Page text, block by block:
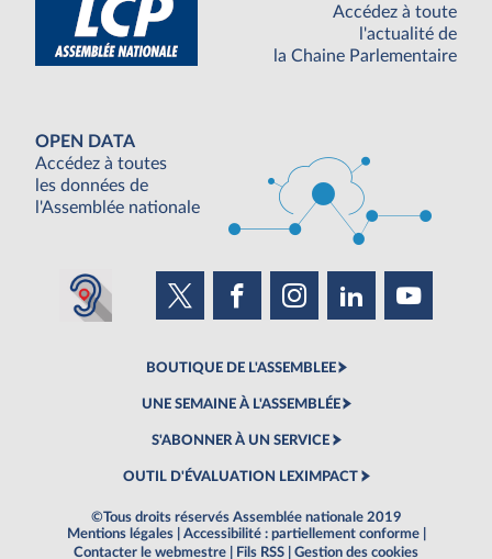
Accédez à toute
l'actualité de
la Chaine Parlementaire
OPEN DATA
Accédez à toutes
les données de
l'Assemblée nationale
BOUTIQUE DE L'ASSEMBLEE
UNE SEMAINE À L'ASSEMBLÉE
S'ABONNER À UN SERVICE
OUTIL D'ÉVALUATION LEXIMPACT
©Tous droits réservés Assemblée nationale 2019
Mentions légales
Accessibilité : partiellement conforme
Contacter le webmestre
Fils RSS Gestion des cookies